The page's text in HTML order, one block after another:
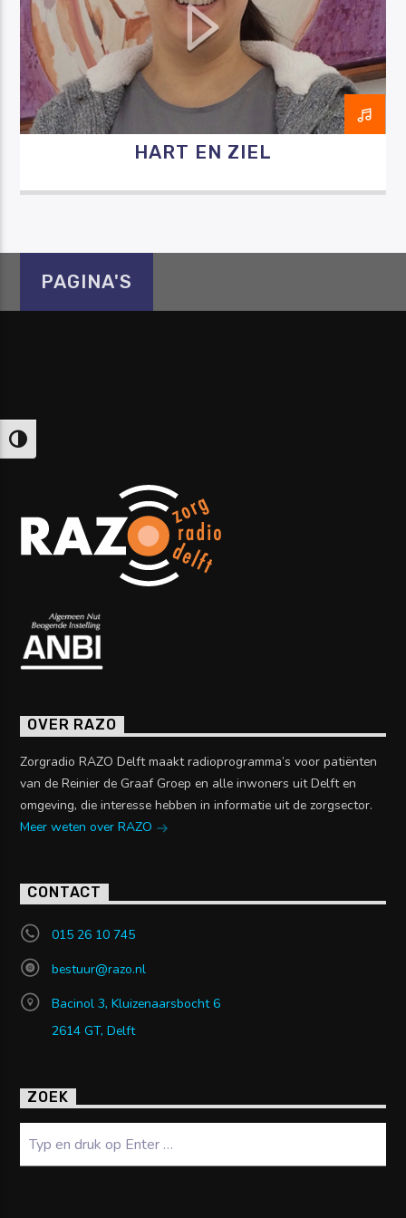
Keuze voor hoog contrast
Luister RAZO online
HART EN ZIEL
PAGINA'S
OVER RAZO
Zorgradio RAZO Delft maakt radioprogramma’s voor patiënten
van de Reinier de Graaf Groep en alle inwoners uit Delft en
omgeving, die interesse hebben in informatie uit de zorgsector.
Meer weten over RAZO
CONTACT
015 26 10 745
bestuur@razo.nl
Bacinol 3, Kluizenaarsbocht 6
2614 GT, Delft
ZOEK